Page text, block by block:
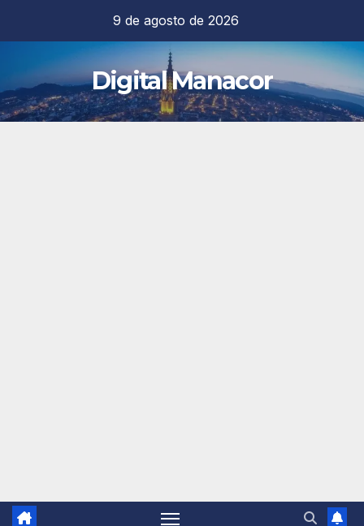
contenido
9 de agosto de 2026
Digital Manacor